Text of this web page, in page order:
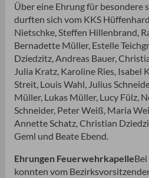
Über eine Ehrung für besondere
durften sich vom KKS
Nietschke, Steffen Hillenbrand,
Bernadette Müller, Estelle
Dziedzitz, Andreas Bauer,
Julia Kratz, Karoline Ries, Isabel
Streit, Louis Wahl, Julius
Müller, Lukas Müller, Lucy Fülz,
Schneider, Peter Weiß, Maria
Annette Schatz, Christian
Geml und Beate Ebend.
Ehrungen Feuerwehrkapelle
konnten vom